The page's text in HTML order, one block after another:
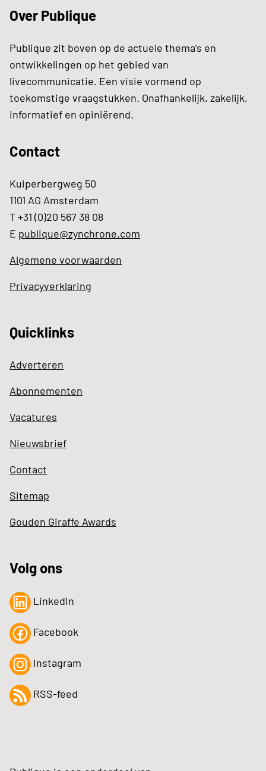
Over Publique
Publique zit boven op de actuele thema’s en
ontwikkelingen op het gebied van
livecommunicatie. Een visie vormend op
toekomstige vraagstukken. Onafhankelijk, zakelijk,
informatief en opiniërend.
Contact
Kuiperbergweg 50
1101 AG Amsterdam
T +31 (0)20 567 38 08
E publique@zynchrone.com
Algemene voorwaarden
Privacyverklaring
Quicklinks
Adverteren
Abonnementen
Vacatures
Nieuwsbrief
Contact
Sitemap
Gouden Giraffe Awards
Volg ons
LinkedIn
Facebook
Instagram
RSS-feed